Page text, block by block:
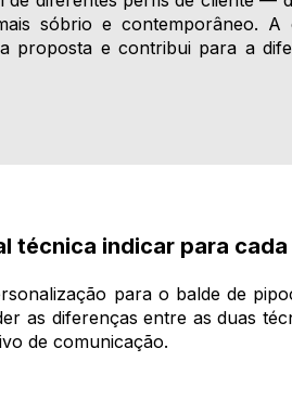
sóbrio e contemporâneo.
proposta e contribui para a
técnica indicar para
para o balde de
as diferenças entre as duas
de comunicação.